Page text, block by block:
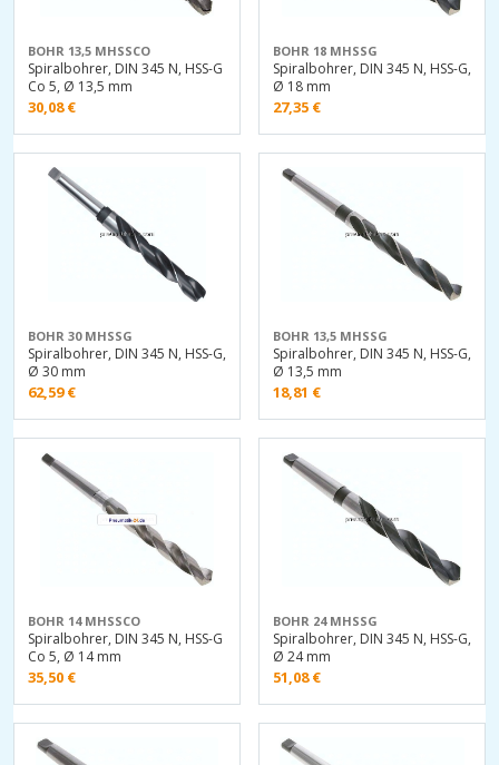
BOHR 13,5 MHSSCO
Spiralbohrer, DIN 345 N, HSS-G
Co 5, Ø 13,5 mm
30,08€
BOHR 18 MHSSG
Spiralbohrer, DIN 345 N, HSS-G,
Ø 18 mm
27,35 €
BOHR 30 MHSSG
Spiralbohrer, DIN 345 N, HSS-G,
Ø 30 mm
62,59€
BOHR 13,5 MHSSG
Spiralbohrer, DIN 345 N, HSS-G,
Ø 13,5 mm
18,81 €
BOHR 14 MHSSCO
Spiralbohrer, DIN 345 N, HSS-G
Co 5, Ø 14 mm
35,50 €
BOHR 24 MHSSG
Spiralbohrer, DIN 345 N, HSS-G,
Ø 24 mm
51,08€